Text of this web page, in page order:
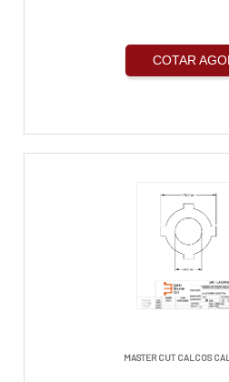
COTAR
MASTER CUT CALCOS